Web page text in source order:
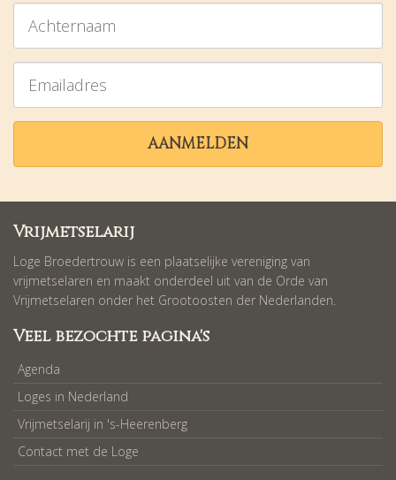
AANMELDEN
Vrijmetselarij
Loge Broedertrouw is een plaatselijke vereniging van
vrijmetselaren en maakt onderdeel uit van de Orde van
Vrijmetselaren onder het Grootoosten der Nederlanden.
Veel bezochte pagina's
Agenda
Loges in Nederland
Vrijmetselarij in 's-Heerenberg
Contact met de Loge